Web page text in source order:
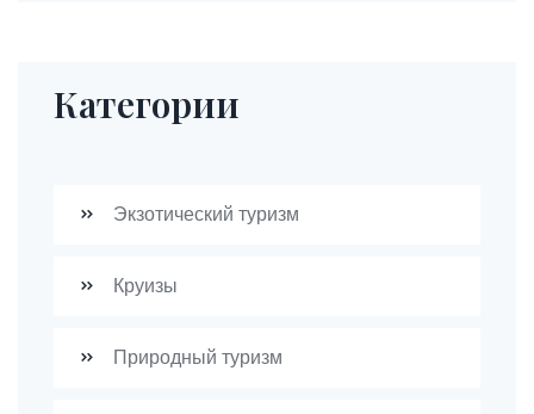
Категории
Экзотический туризм
Круизы
Природный туризм